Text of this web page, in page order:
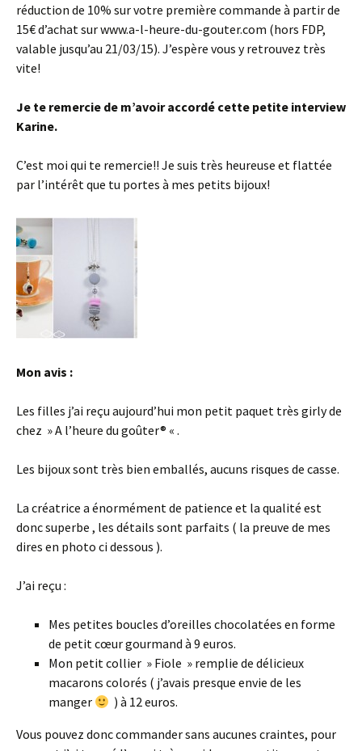
réduction de 10% sur votre première commande à partir de
15€ d’achat sur www.a-l-heure-du-gouter.com (hors FDP,
valable jusqu’au 21/03/15). J’espère vous y retrouvez très
vite!
Je te remercie de m’avoir accordé cette petite interview
Karine.
C’est moi qui te remercie!! Je suis très heureuse et flattée
par l’intérêt que tu portes à mes petits bijoux!
Mon avis :
Les filles j’ai reçu aujourd’hui mon petit paquet très girly de
chez » A l’heure du goûter® « .
Les bijoux sont très bien emballés, aucuns risques de casse.
La créatrice a énormément de patience et la qualité est
donc superbe , les détails sont parfaits ( la preuve de mes
dires en photo ci dessous ).
J’ai reçu :
Mes petites boucles d’oreilles chocolatées en forme
de petit cœur gourmand à 9 euros.
Mon petit collier » Fiole » remplie de délicieux
macarons colorés ( j’avais presque envie de les
manger
) à 12 euros.
Vous pouvez donc commander sans aucunes craintes, pour